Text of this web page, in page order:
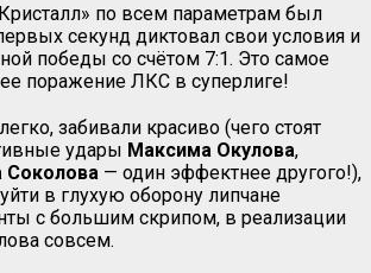
по всем параметрам был
секунд диктовал свои условия и
победы со счётом 7:1. Это самое
поражение ЛКС в суперлиге!
забивали красиво (чего стоят
удары Максима Окулова,
Соколова — один эффектнее другого!),
в глухую оборону липчане
с большим скрипом, в реализации
совсем.